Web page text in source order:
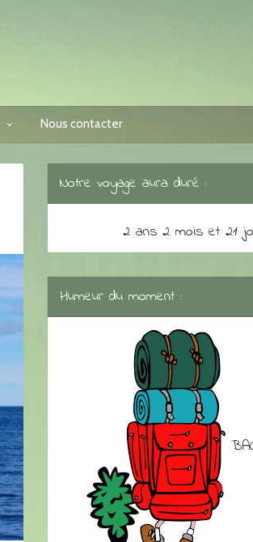
Nous contacter
Notre voyage aura duré :
2 ans 2 mois et 21
Humeur du moment :